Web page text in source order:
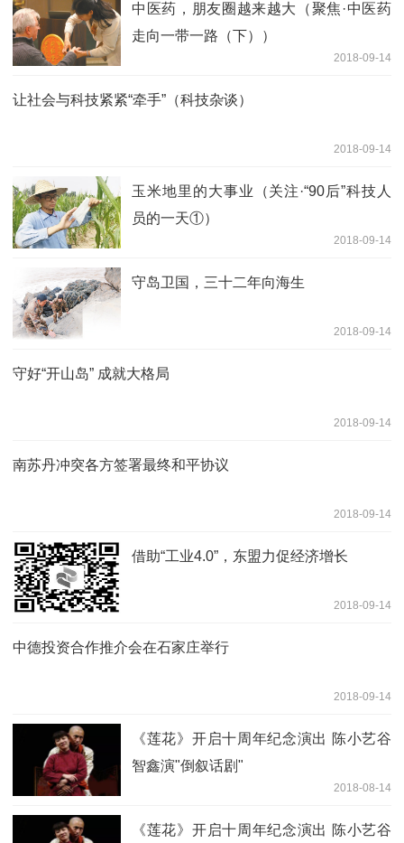
中医药，朋友圈越来越大（聚焦·中医药
走向一带一路（下））
2018-09-14
让社会与科技紧紧“牵手”（科技杂谈）
2018-09-14
玉米地里的大事业（关注·“90后”科技人
员的一天①）
2018-09-14
守岛卫国，三十二年向海生
2018-09-14
守好“开山岛” 成就大格局
2018-09-14
南苏丹冲突各方签署最终和平协议
2018-09-14
借助“工业4.0”，东盟力促经济增长
2018-09-14
中德投资合作推介会在石家庄举行
2018-09-14
《莲花》开启十周年纪念演出 陈小艺谷
智鑫演"倒叙话剧"
2018-08-14
《莲花》开启十周年纪念演出 陈小艺谷